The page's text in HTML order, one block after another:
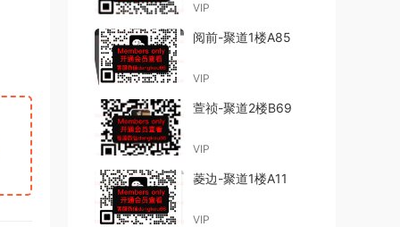
VIP
阅前-聚道1楼A85
VIP
萱祯-聚道2楼B69
VIP
菱边-聚道1楼A11
VIP